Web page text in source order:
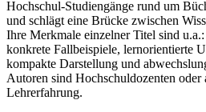
Hochschul-Studiengänge rund um
und schlägt eine Brücke zwischen
Ihre Merkmale einzelner Titel sind
konkrete Fallbeispiele, lernorientierte
kompakte Darstellung und
Autoren sind Hochschuldozenten oder
Lehrerfahrung.